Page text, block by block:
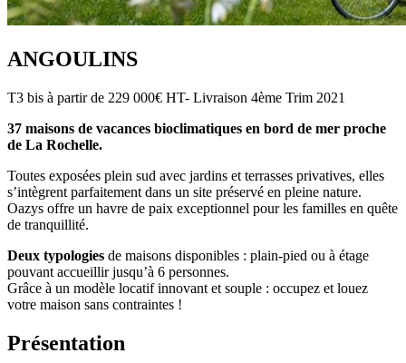
ANGOULINS
T3 bis à partir de 229 000€ HT- Livraison 4ème Trim 2021
37 maisons de vacances bioclimatiques en bord de mer proche
de La Rochelle.
Toutes exposées plein sud avec jardins et terrasses privatives, elles
s’intègrent parfaitement dans un site préservé en pleine nature.
Oazys offre un havre de paix exceptionnel pour les familles en quête
de tranquillité.
Deux typologies de maisons disponibles : plain-pied ou à étage
pouvant accueillir jusqu’à 6 personnes.
Grâce à un modèle locatif innovant et souple : occupez et louez
votre maison sans contraintes !
Présentation